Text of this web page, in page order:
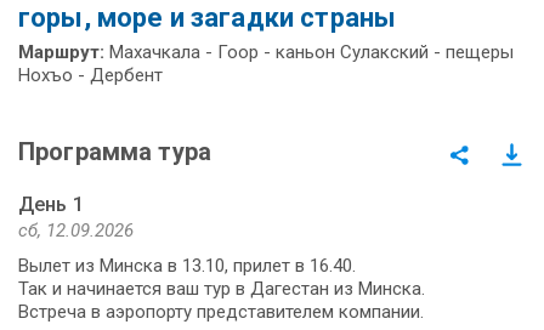
горы, море и загадки страны
Маршрут: Махачкала - Гоор - каньон Сулакский - пещеры
Нохъо - Дербент
Программа тура
День 1
сб, 12.09.2026
Вылет из Минска в 13.10, прилет в 16.40.
Так и начинается ваш тур в Дагестан из Минска.
Встреча в аэропорту представителем компании.